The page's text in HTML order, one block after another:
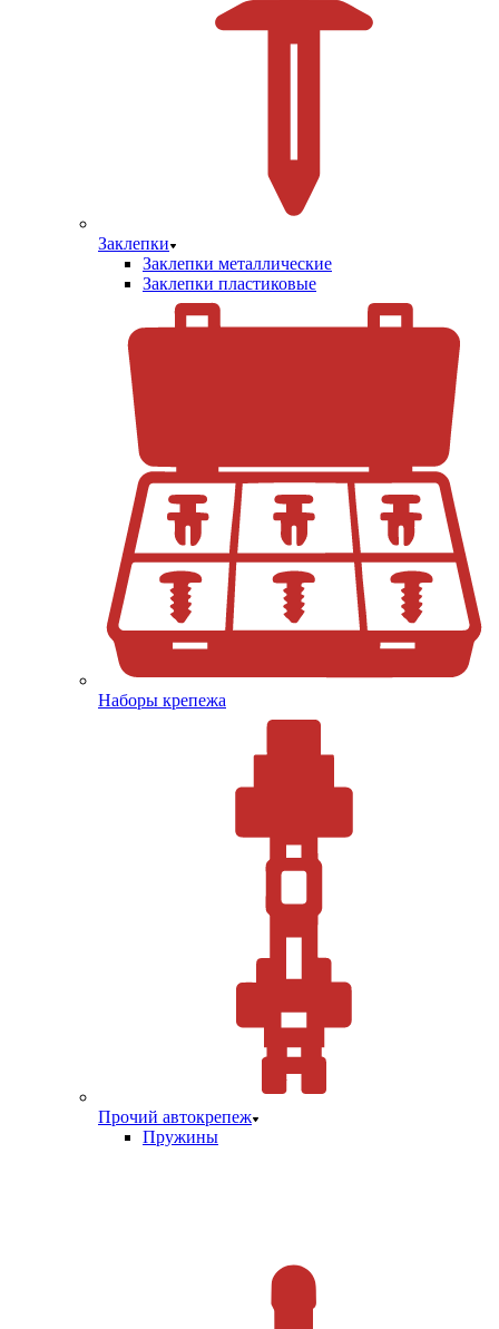
Заклепки
Заклепки металлические
Заклепки пластиковые
Наборы крепежа
Прочий автокрепеж
Пружины